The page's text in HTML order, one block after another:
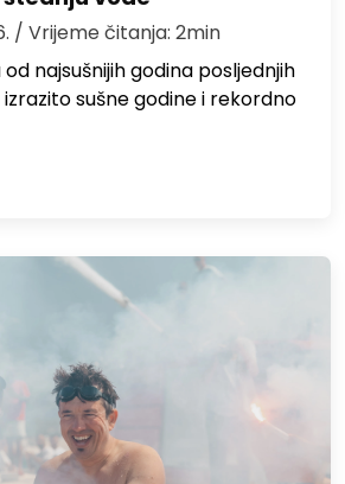
/ Vrijeme čitanja: 2min
najsušnijih godina posljednjih
sušne godine i rekordno